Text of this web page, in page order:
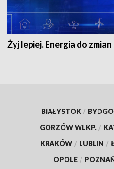
Żyj lepiej. Energia do zmian
BIAŁYSTOK /
GORZÓW WLKP. /
KRAKÓW / LUBLIN /
OPOLE /